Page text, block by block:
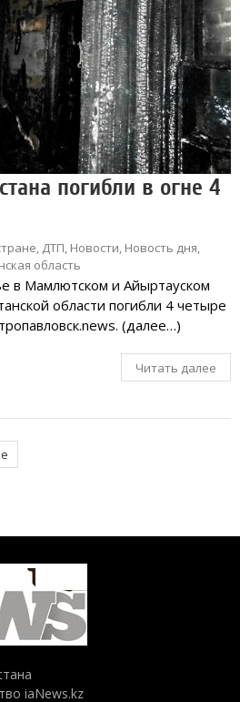
погибли в огне 4
, ДТП, Новости, Новость дня,
область
в Мамлютском и Айыртауском
области погибли 4 четыре
(далее…)
Читать далее
iaNews.kz